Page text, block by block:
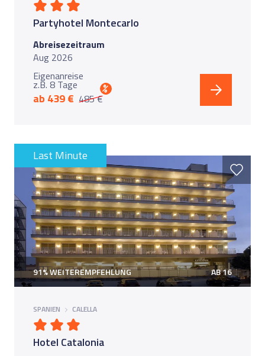
Partyhotel Montecarlo
Abreisezeitraum
Aug 2026
Eigenanreise
z.B. 8 Tage
ab 439 € 485 €
%
Last Minute
91% WEITEREMPFEHLUNG AB 16
SPANIEN CALELLA
Hotel Catalonia